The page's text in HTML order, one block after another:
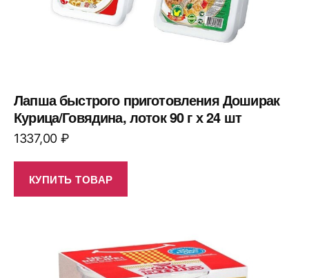
Лапша быстрого приготовления Доширак
Курица/Говядина, лоток 90 г х 24 шт
1337,00 ₽
КУПИТЬ ТОВАР